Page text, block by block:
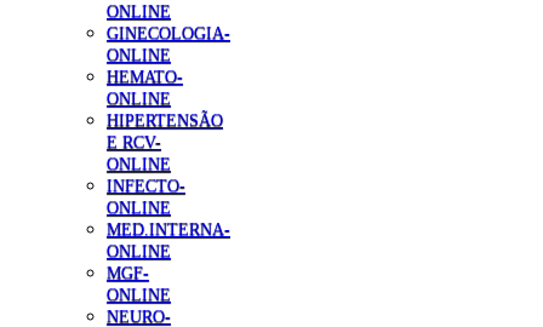
ONLINE
GINECOLOGIA-
ONLINE
HEMATO-
ONLINE
HIPERTENSÃO
E RCV-
ONLINE
INFECTO-
ONLINE
MED.INTERNA-
ONLINE
MGF-
ONLINE
NEURO-